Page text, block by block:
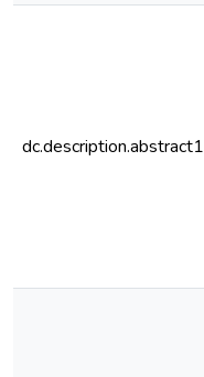
dc.description.abstract1